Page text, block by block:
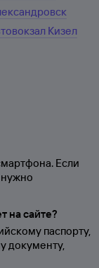
Кизел
Если
нужно
на сайте?
паспорту,
документу,